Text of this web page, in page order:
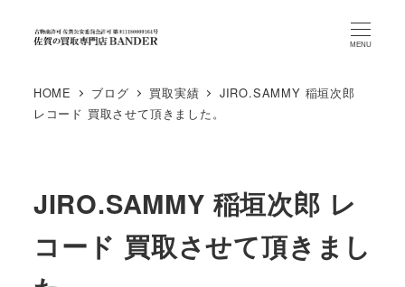
MENU
HOME ブログ 買取実績
JIRO.SAMMY 稲垣次郎
レコード 買取させて頂きました。
JIRO.SAMMY 稲垣次郎 レ
コード 買取させて頂きまし